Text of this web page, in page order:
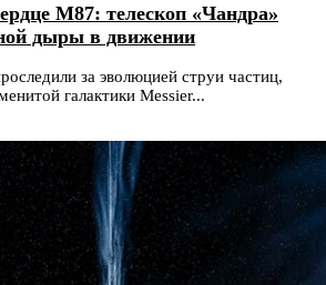
М87: телескоп «Чандра»
дыры в движении
за эволюцией струи частиц,
галактики Messier...